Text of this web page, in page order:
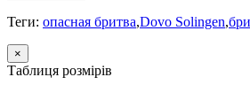
Теги: опасная бритва,Dovo Solingen,
×
Таблиця розмірів